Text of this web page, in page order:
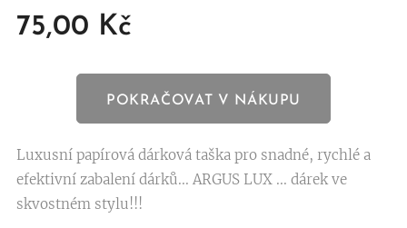
75,00 Kč
POKRAČOVAT V NÁKUPU
Luxusní papírová dárková taška pro snadné, rychlé a
efektivní zabalení dárků... ARGUS LUX ... dárek ve
skvostném stylu!!!